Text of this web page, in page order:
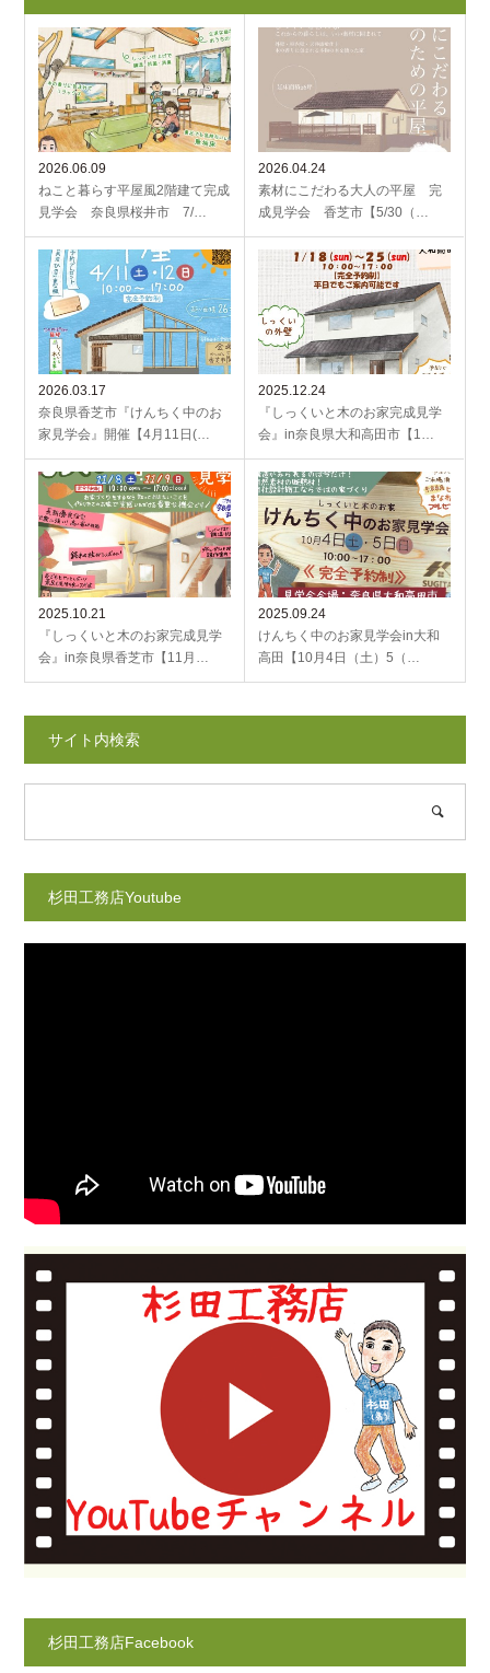
2026.06.09
ねこと暮らす平屋風2階建て完成
見学会 奈良県桜井市 7/…
2026.04.24
素材にこだわる大人の平屋 完
成見学会 香芝市【5/30（…
2026.03.17
奈良県香芝市『けんちく中のお
家見学会』開催【4月11日(…
2025.12.24
『しっくいと木のお家完成見学
会』in奈良県大和高田市【1…
2025.10.21
『しっくいと木のお家完成見学
会』in奈良県香芝市【11月…
2025.09.24
けんちく中のお家見学会in大和
高田【10月4日（土）5（…
サイト内検索
杉田工務店Youtube
杉田工務店Facebook